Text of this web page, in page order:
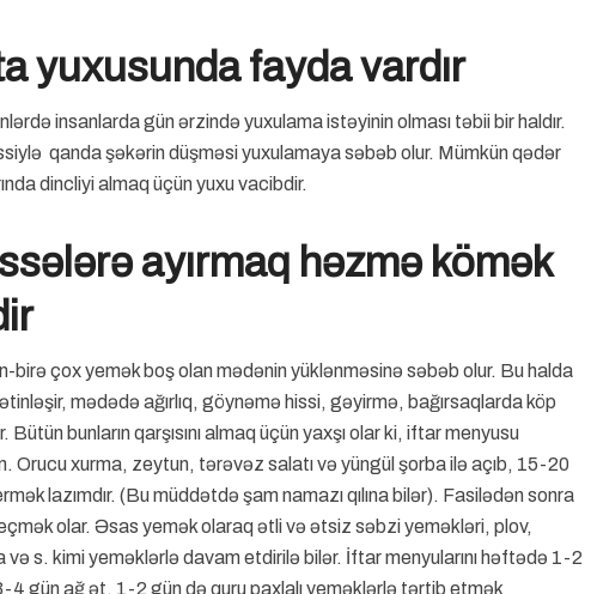
yuxusunda fayda vardır
insanlarda gün ərzində yuxulama istəyinin olması təbii bir haldır.
qanda şəkərin düşməsi yuxulamaya səbəb olur. Mümkün qədər
dincliyi almaq üçün yuxu vacibdir.
ayırmaq həzmə kömək
birə çox yemək boş olan mədənin yüklənməsinə səbəb olur. Bu halda
mədədə ağırlıq, göynəmə hissi, gəyirmə, bağırsaqlarda köp
Bütün bunların qarşısını almaq üçün yaxşı olar ki, iftar menyusu
Orucu xurma, zeytun, tərəvəz salatı və yüngül şorba ilə açıb, 15-20
lazımdır. (Bu müddətdə şam namazı qılına bilər). Fasilədən sonra
olar. Əsas yemək olaraq ətli və ətsiz səbzi yeməkləri, plov,
və s. kimi yeməklərlə davam etdirilə bilər. İftar menyularını həftədə 1-2
3-4 gün ağ ət, 1-2 gün də quru paxlalı yeməklərlə tərtib etmək